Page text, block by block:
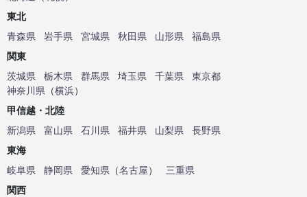
東北
青森県
岩手県 宮城県 秋田県 山形県
福島県
関東
茨城県
栃木県 群馬県 埼玉県 千葉県
東京都
神奈川県 （横浜）
甲信越・北陸
新潟県
富山県 石川県 福井県 山梨県
長野県
東海
岐阜県
静岡県 愛知県 （名古屋）
三重県
関西